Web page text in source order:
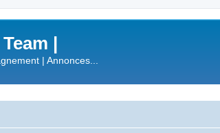
|
| Annonces...